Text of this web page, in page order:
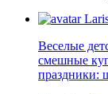
Веселые
смешные
праздники: